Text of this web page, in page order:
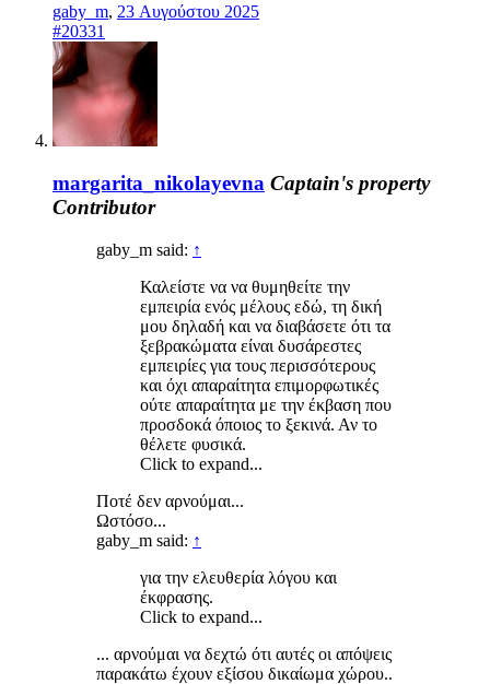
gaby_m, 23 Αυγούστου 2025
#20331
margarita_nikolayevna Captain's property
Contributor
gaby_m said: ↑
Καλείστε να να θυμηθείτε την
εμπειρία ενός μέλους εδώ, τη δική
μου δηλαδή και να διαβάσετε ότι τα
ξεβρακώματα είναι δυσάρεστες
εμπειρίες για τους περισσότερους
και όχι απαραίτητα επιμορφωτικές
ούτε απαραίτητα με την έκβαση που
προσδοκά όποιος το ξεκινά. Αν το
θέλετε φυσικά.
Click to expand...
Ποτέ δεν αρνούμαι...
Ωστόσο...
gaby_m said: ↑
για την ελευθερία λόγου και
έκφρασης.
Click to expand...
... αρνούμαι να δεχτώ ότι αυτές οι απόψεις
παρακάτω έχουν εξίσου δικαίωμα χώρου..